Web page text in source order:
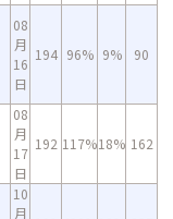
08
月
16
日
194 96% 9% 90
08
月
17
日
192 117%18% 162
10
月